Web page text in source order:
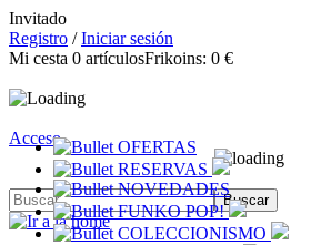
Invitado
Registro /Iniciar sesión
Mi cesta 0 artículosFrikoins: 0 €
Acceso
OFERTAS
RESERVAS
NOVEDADES
FUNKO POP!
COLECCIONISMO